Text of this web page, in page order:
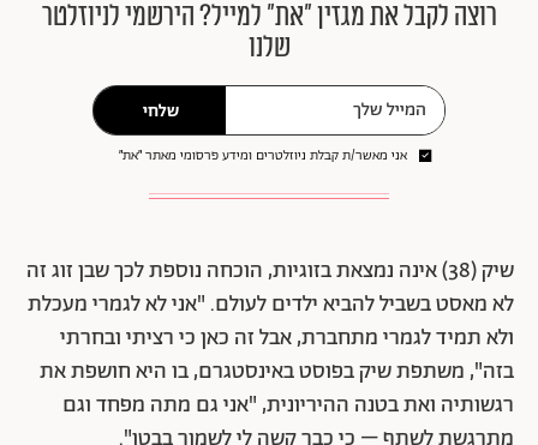
רוצה לקבל את מגזין ״את״ למייל? הירשמי לניוזלטר
שלנו
שלחי
אני מאשר/ת קבלת ניוזלטרים ומידע פרסומי מאתר ״את״
שיק (38) אינה נמצאת בזוגיות, הוכחה נוספת לכך שבן זוג זה
לא מאסט בשביל להביא ילדים לעולם. "אני לא לגמרי מעכלת
ולא תמיד לגמרי מתחברת, אבל זה כאן כי רציתי ובחרתי
בזה", משתפת שיק בפוסט באינסטגרם, בו היא חושפת את
רגשותיה ואת בטנה ההיריונית, "אני גם מתה מפחד וגם